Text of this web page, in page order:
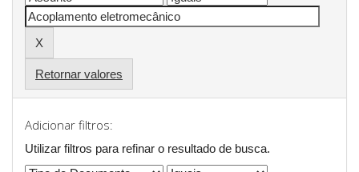
Retornar valores
Adicionar filtros:
Utilizar filtros para refinar o resultado de busca.